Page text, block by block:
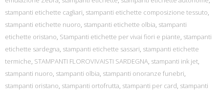
stampanti etichette cagliari, stampanti etichette composizione tessuto,
stampanti etichette nuoro, stampanti etichette olbia, stampanti
etichette oristano, Stampanti etichette per vivai fiori e piante, stampanti
etichette sardegna, stampanti etichette sassari, stampanti etichette
termiche, STAMPANTI FLOROVIVAISTI SARDEGNA, stampanti ink jet,
stampanti nuoro, stampanti olbia, stampanti onoranze funebri,
stampanti oristano, stampanti ortofrutta, stampanti per card, stampanti